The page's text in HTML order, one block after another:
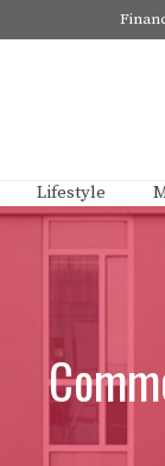
Lifestyle